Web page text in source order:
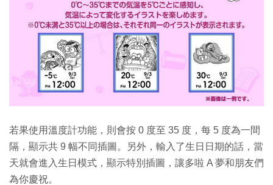
若果使用溫度計功能，則會按 0 度至 35 度，每 5 度為一間
隔，顯示共 9 幅不同插圖。另外，輸入了生日日期的話，當
天就會進入生日模式，顯示特別插圖，讓多啦 A 夢和朋友們
為你慶祝。